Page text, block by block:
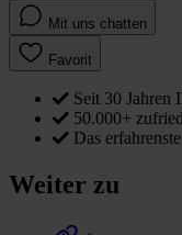
Mit uns chatten
Favorit
Seit 30 Jahren
50.000+
Das
Weiter zu